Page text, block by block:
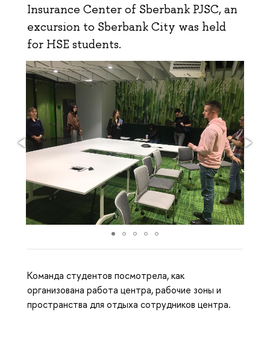
Insurance Center of Sberbank PJSC, an
excursion to Sberbank City was held
for HSE students.
Команда студентов посмотрела, как
организована работа центра, рабочие зоны и
пространства для отдыха сотрудников центра.